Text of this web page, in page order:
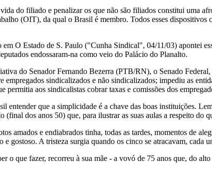
do filiado e penalizar os que não são filiados constitui uma
(OIT), da qual o Brasil é membro. Todos esses dispositivos
O Estado de S. Paulo ("Cunha Sindical", 04/11/03) apontei
endossaram-na como veio do Palácio do Planalto.
do Senador Fernando Bezerra (PTB/RN), o Senado
empregados sindicalizados e não sindicalizados; impediu as
permitia aos sindicalistas cobrar taxas e comissões dos
entender que a simplicidade é a chave das boas instituições.
(final dos anos 50) que, para ilustrar as suas aulas a respeito do
amados e endiabrados tinha, todas as tardes, momentos de
e gostoso. A tristeza surgia quando os cinco se atracavam, cada
o que fazer, recorreu à sua mãe - a vovó de 75 anos que, do